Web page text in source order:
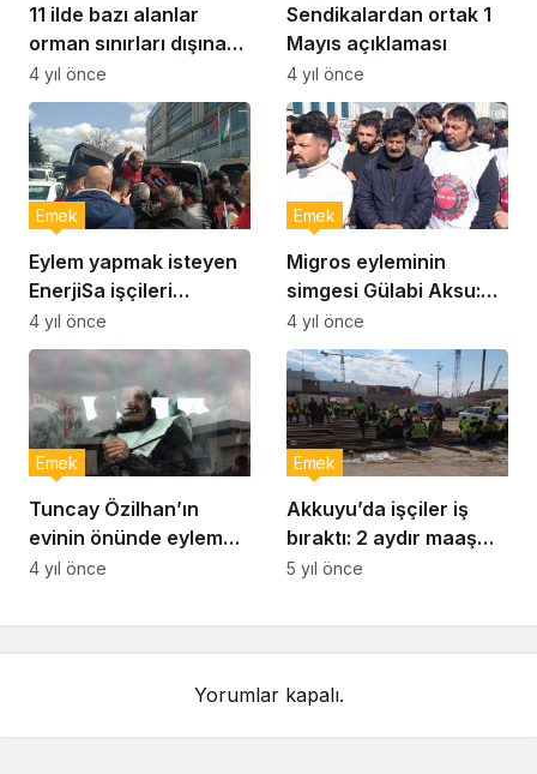
11 ilde bazı alanlar
orman sınırları dışına
çıkartıldı
4 yıl önce
Sendikalardan ortak 1
Mayıs açıklaması
4 yıl önce
Eylem yapmak isteyen
EnerjiSa işçileri
gözaltına alındı
Emek
4 yıl önce
Migros eyleminin
simgesi Gülabi Aksu:
Sorunun çözülmesi için
illa elimize kelepçe mi
vurulması
gerekiyordu?
Emek
4 yıl önce
Tuncay Özilhan’ın
evinin önünde eylem
yapan Migros işçileri
Emek
4 yıl önce
Akkuyu’da işçiler iş
bıraktı: 2 aydır maaş
almıyoruz
Emek
5 yıl önce
Yorumlar kapalı.